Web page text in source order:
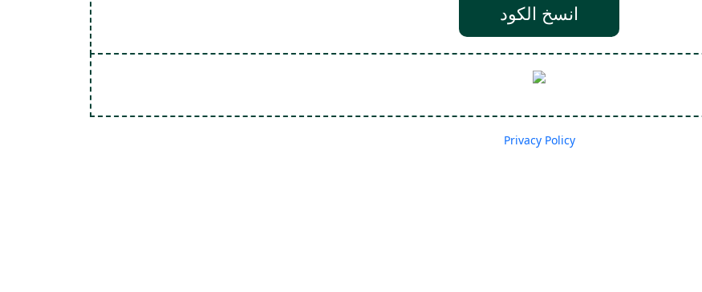
انسخ الكود
Privacy Policy